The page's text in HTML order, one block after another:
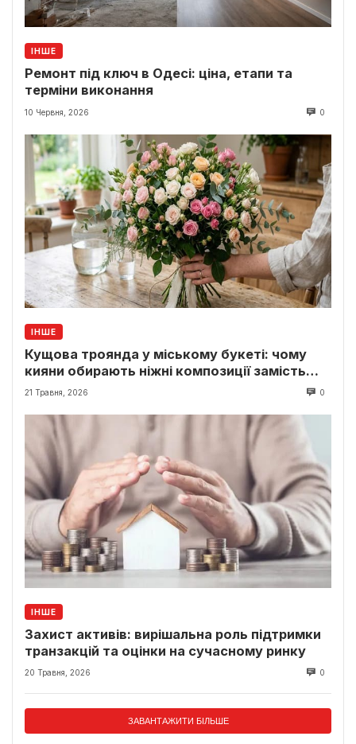
ІНШЕ
Ремонт під ключ в Одесі: ціна, етапи та
терміни виконання
10 Червня, 2026 0
ІНШЕ
Кущова троянда у міському букеті: чому
кияни обирають ніжні композиції замість
класики
21 Травня, 2026 0
ІНШЕ
Захист активів: вирішальна роль підтримки
транзакцій та оцінки на сучасному ринку
20 Травня, 2026 0
ЗАВАНТАЖИТИ БІЛЬШЕ